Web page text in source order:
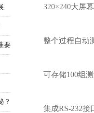
要
？
320×240大屏
整个过程自动
可存储100组
集成RS-232